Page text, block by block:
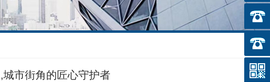
市街角的匠心守护者